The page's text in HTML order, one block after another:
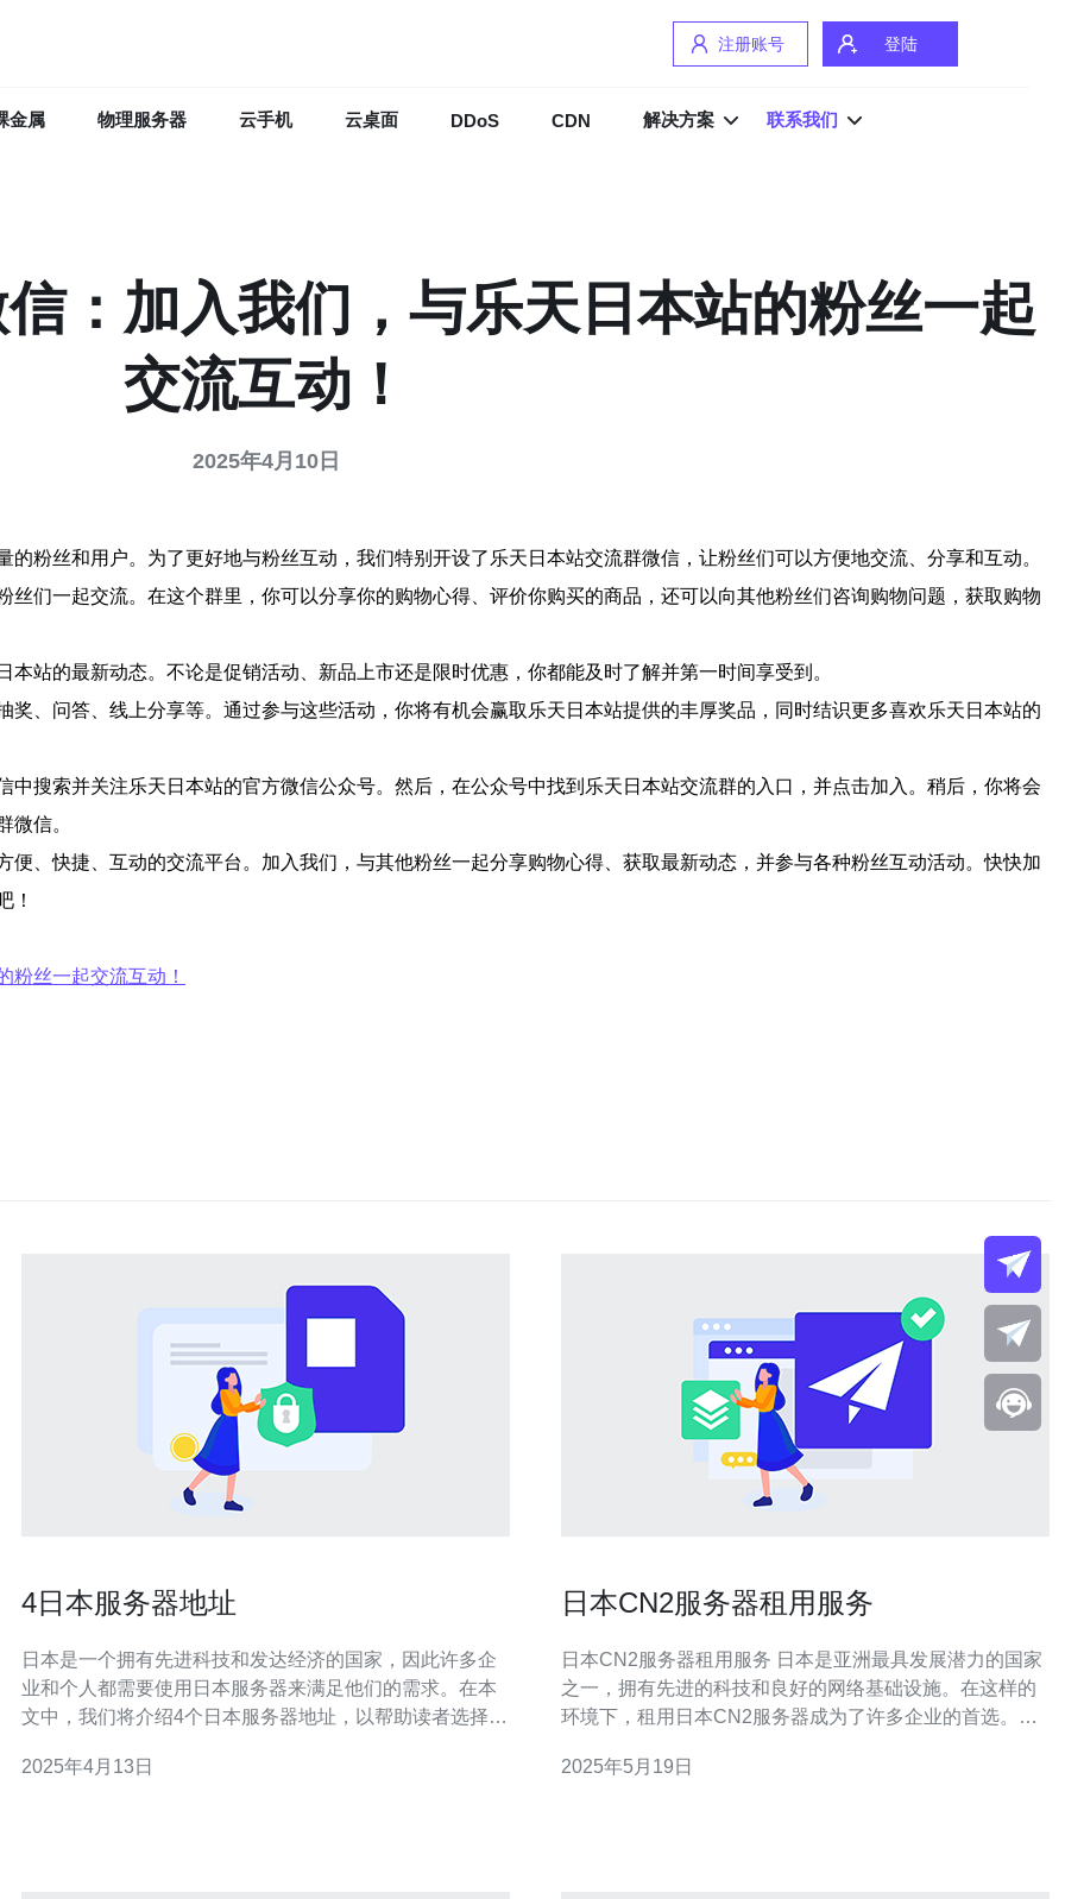
注册账号 登陆
金属 物理服务器 云手机 云桌面 DDoS CDN 解决方案 联系我们
：加入我们，与乐天日本站的粉丝一起
交流互动！
2025年4月10日
粉丝和用户。为了更好地与粉丝互动，我们特别开设了乐天日本站交流群微信，让粉丝们可以方便地交流、分享和互动。
们一起交流。在这个群里，你可以分享你的购物心得、评价你购买的商品，还可以向其他粉丝们咨询购物问题，获取购物
站的最新动态。不论是促销活动、新品上市还是限时优惠，你都能及时了解并第一时间享受到。
、问答、线上分享等。通过参与这些活动，你将有机会赢取乐天日本站提供的丰厚奖品，同时结识更多喜欢乐天日本站的
搜索并关注乐天日本站的官方微信公众号。然后，在公众号中找到乐天日本站交流群的入口，并点击加入。稍后，你将会
微信。
、快捷、互动的交流平台。加入我们，与其他粉丝一起分享购物心得、获取最新动态，并参与各种粉丝互动活动。快快加
！
粉丝一起交流互动！
4日本服务器地址
日本是一个拥有先进科技和发达经济的国家，因此许多企
业和个人都需要使用日本服务器来满足他们的需求。在本
文中，我们将介绍4个日本服务器地址，以帮助读者选择适
洲最重要的商业和金融中心之一。因此，许多企业和个人
2025年4月13日
日本CN2服务器租用服务
日本CN2服务器租用服务 日本是亚洲最具发展潜力的国家
之一，拥有先进的科技和良好的网络基础设施。在这样的
环境下，租用日本CN2服务器成为了许多企业的首选。本
器是中国电信推出的一种高性能服务器，采用了CN2网
2025年5月19日